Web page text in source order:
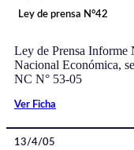
Ley de prensa N°42
Ley de Prensa Informe
Nacional Económica,
NC N° 53-05
Ver Ficha
13/4/05